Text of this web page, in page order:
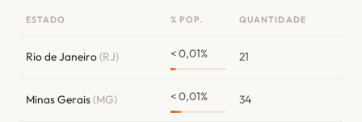
ESTADO % POP. QUANTIDADE
Rio de Janeiro(RJ) < 0,01% 21
Minas Gerais(MG) < 0,01% 34